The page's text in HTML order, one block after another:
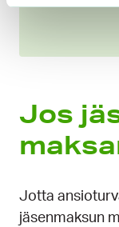
Jos
Jotta
jäsenmaksun